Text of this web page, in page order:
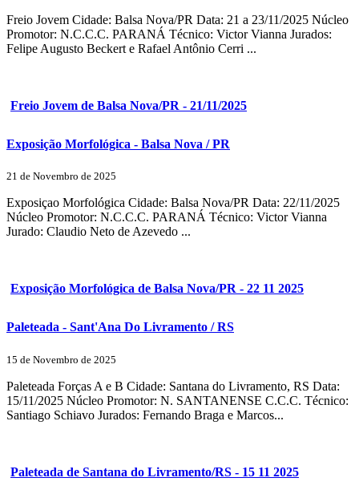
Freio Jovem Cidade: Balsa Nova/PR Data: 21 a 23/11/2025 Núcleo
Promotor: N.C.C.C. PARANÁ Técnico: Victor Vianna Jurados:
Felipe Augusto Beckert e Rafael Antônio Cerri ...
Freio Jovem de Balsa Nova/PR - 21/11/2025
Exposição Morfológica - Balsa Nova / PR
21 de Novembro de 2025
Exposiçao Morfológica Cidade: Balsa Nova/PR Data: 22/11/2025
Núcleo Promotor: N.C.C.C. PARANÁ Técnico: Victor Vianna
Jurado: Claudio Neto de Azevedo ...
Exposição Morfológica de Balsa Nova/PR - 22 11 2025
Paleteada - Sant'Ana Do Livramento / RS
15 de Novembro de 2025
Paleteada Forças A e B Cidade: Santana do Livramento, RS Data:
15/11/2025 Núcleo Promotor: N. SANTANENSE C.C.C. Técnico:
Santiago Schiavo Jurados: Fernando Braga e Marcos...
Paleteada de Santana do Livramento/RS - 15 11 2025